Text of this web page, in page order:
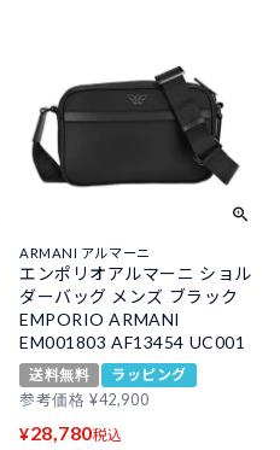
ARMANI アルマーニ
エンポリオアルマーニ ショル
ダーバッグ メンズ ブラック
EMPORIO ARMANI
EM001803 AF13454 UC001
送料無料
ラッピング
参考価格 ¥42,900
¥28,780税込